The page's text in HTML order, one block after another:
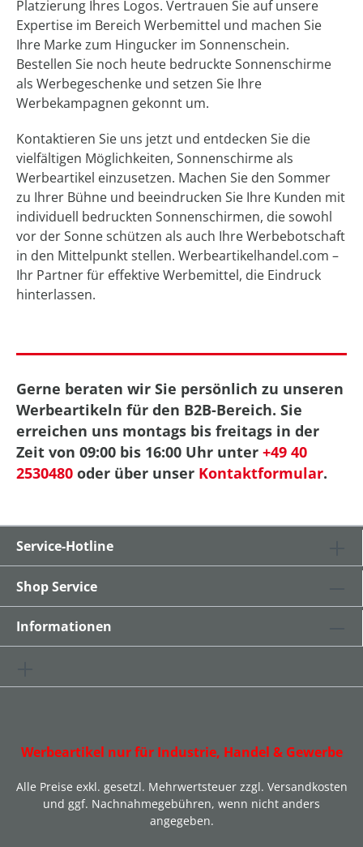
Platzierung Ihres Logos. Vertrauen Sie auf unsere
Expertise im Bereich Werbemittel und machen Sie
Ihre Marke zum Hingucker im Sonnenschein.
Bestellen Sie noch heute bedruckte Sonnenschirme
als Werbegeschenke und setzen Sie Ihre
Werbekampagnen gekonnt um.
Kontaktieren Sie uns jetzt und entdecken Sie die
vielfältigen Möglichkeiten, Sonnenschirme als
Werbeartikel einzusetzen. Machen Sie den Sommer
zu Ihrer Bühne und beeindrucken Sie Ihre Kunden mit
individuell bedruckten Sonnenschirmen, die sowohl
vor der Sonne schützen als auch Ihre Werbebotschaft
in den Mittelpunkt stellen. Werbeartikelhandel.com –
Ihr Partner für effektive Werbemittel, die Eindruck
hinterlassen.
Gerne beraten wir Sie persönlich zu unseren
Werbeartikeln für den B2B-Bereich. Sie
erreichen uns montags bis freitags in der
Zeit von 09:00 bis 16:00 Uhr unter +49 40
2530480 oder über unser Kontaktformular.
Service-Hotline
Shop Service
Informationen
Werbeartikel nur für Industrie, Handel & Gewerbe
Alle Preise exkl. gesetzl. Mehrwertsteuer zzgl. Versandkosten
und ggf. Nachnahmegebühren, wenn nicht anders
angegeben.